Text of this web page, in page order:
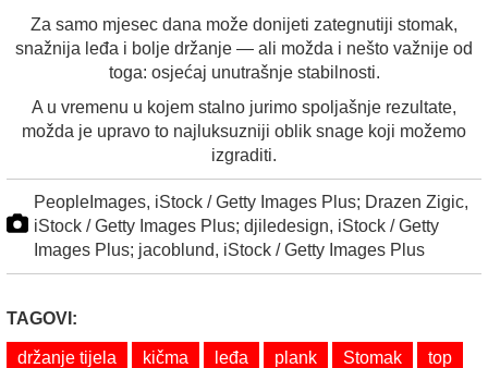
Za samo mjesec dana može donijeti zategnutiji stomak,
snažnija leđa i bolje držanje — ali možda i nešto važnije od
toga: osjećaj unutrašnje stabilnosti.
A u vremenu u kojem stalno jurimo spoljašnje rezultate,
možda je upravo to najluksuzniji oblik snage koji možemo
izgraditi.
PeopleImages, iStock / Getty Images Plus; Drazen Zigic,
iStock / Getty Images Plus; djiledesign, iStock / Getty
Images Plus; jacoblund, iStock / Getty Images Plus
TAGOVI:
držanje tijela kičma leđa plank Stomak
top